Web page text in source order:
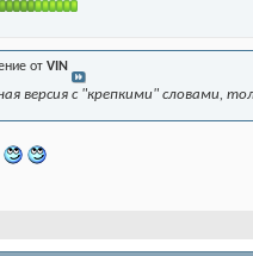
от VIN
версия с "крепкими" словами,